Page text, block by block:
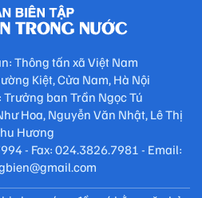
Thông tấn xã Việt Nam
Kiệt, Cửa Nam, Hà Nội
ban Trần Ngọc Tú
Hoa, Nguyễn Văn Nhật, Lê Thị
Hương
- Fax: 024.3826.7981 - Email: